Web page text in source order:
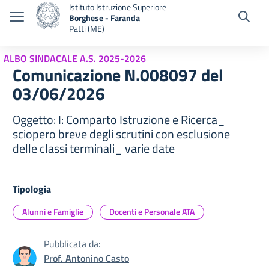
Istituto Istruzione Superiore
Borghese - Faranda
Patti (ME)
ALBO SINDACALE A.S. 2025-2026
Comunicazione N.008097 del
03/06/2026
Oggetto: I: Comparto Istruzione e Ricerca_
sciopero breve degli scrutini con esclusione
delle classi terminali_ varie date
Tipologia
Alunni e Famiglie Docenti e Personale ATA
Pubblicata da:
Prof. Antonino Casto